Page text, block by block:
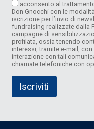
acconsento al
Don Gnocchi con le
iscrizione per l’invio di
fundraising realizzate dalla
campagne di
profilata, ossia tenendo
interessi, tramite e-mail,
interazione con tali
chiamate telefoniche con